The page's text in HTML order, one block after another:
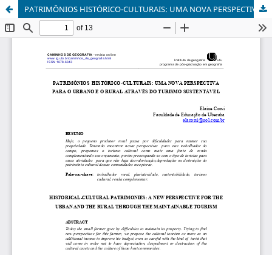
PATRIMÔNIOS HISTÓRICO-CULTURAIS: UMA NOVA PERSPECTIVA PARA O URBANO E O RURAL ATRAVÉS DO TURISMO SUSTENTÁVEL